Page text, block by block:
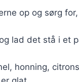
op og sørg
lad det stå i et
honning,